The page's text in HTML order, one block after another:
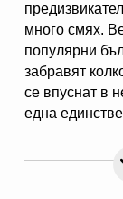
много смях.
популярни
забравят
се впуснат в
една
зрителите на
Рачков